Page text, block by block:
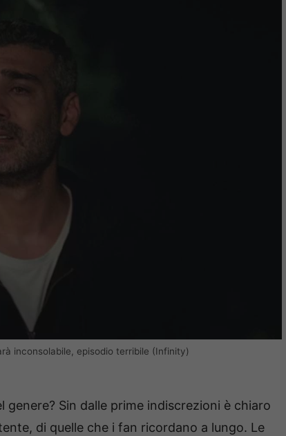
inconsolabile, episodio terribile (Infinity)
Sin dalle prime indiscrezioni è chiaro
di quelle che i fan ricordano a lungo. Le